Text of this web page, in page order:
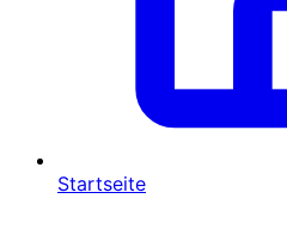
Startseite